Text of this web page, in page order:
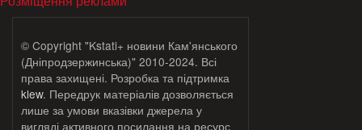
© Copyright "Kstati+ новини Кам'янського
(Дніпродзержинська)" 2010-2024. Всі
права захищені. Розробка та підтримка
klew. Передрук матеріалів дозволяється
лише за умови вказівки джерела у
вигляді активного посилання на ресурс